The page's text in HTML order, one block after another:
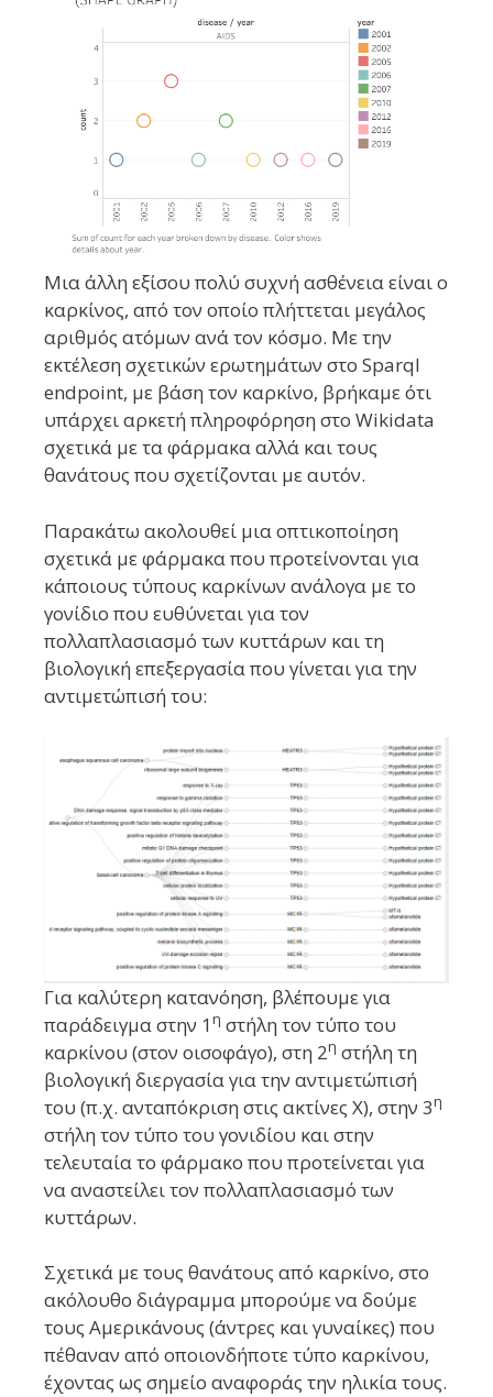
Μια άλλη εξίσου πολύ συχνή ασθένεια είναι ο
καρκίνος, από τον οποίο πλήττεται μεγάλος
αριθμός ατόμων ανά τον κόσμο. Με την
εκτέλεση σχετικών ερωτημάτων στο Sparql
endpoint, με βάση τον καρκίνο, βρήκαμε ότι
υπάρχει αρκετή πληροφόρηση στο Wikidata
σχετικά με τα φάρμακα αλλά και τους
θανάτους που σχετίζονται με αυτόν.
Παρακάτω ακολουθεί μια οπτικοποίηση
σχετικά με φάρμακα που προτείνονται για
κάποιους τύπους καρκίνων ανάλογα με το
γονίδιο που ευθύνεται για τον
πολλαπλασιασμό των κυττάρων και τη
βιολογική επεξεργασία που γίνεται για την
αντιμετώπισή του:
Για καλύτερη κατανόηση, βλέπουμε για
παράδειγμα στην 1η στήλη τον τύπο του
καρκίνου (στον οισοφάγο), στη 2η στήλη τη
βιολογική διεργασία για την αντιμετώπισή
του (π.χ. ανταπόκριση στις ακτίνες Χ), στην 3η
στήλη τον τύπο του γονιδίου και στην
τελευταία το φάρμακο που προτείνεται για
να αναστείλει τον πολλαπλασιασμό των
κυττάρων.
Σχετικά με τους θανάτους από καρκίνο, στο
ακόλουθο διάγραμμα μπορούμε να δούμε
τους Αμερικάνους (άντρες και γυναίκες) που
πέθαναν από οποιονδήποτε τύπο καρκίνου,
έχοντας ως σημείο αναφοράς την ηλικία τους.